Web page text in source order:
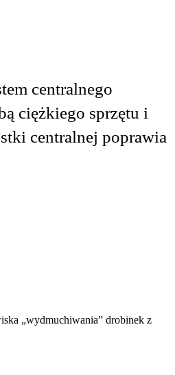
centralnego
ciężkiego sprzętu i
centralnej poprawia
„wydmuchiwania” drobinek z